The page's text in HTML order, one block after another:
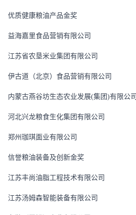
优质健康粮油产品金奖
益海嘉里食品营销有限公司
江苏省农垦米业集团有限公司
伊古道（北京）食品营销有限公司
内蒙古燕谷坊生态农业发展(集团 )有限公司
河北兴龙粮食生化集团有限公司
郑州珈琪面业有限公司
信誉粮油装备及创新金奖
江苏丰尚油脂工程技术有限公司
江苏汤姆森智能装备有限公司